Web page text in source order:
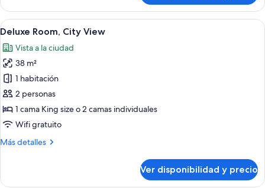
vista
la
Ver
todas
las
fotos
de
Deluxe
Room,
City
Una habitación de hotel moderna
5
Deluxe Room, City View
Vista a la ciudad
38 m²
1 habitación
2 personas
1 cama King size o 2 camas individuales
Wifi gratuito
Más detalles
Más
Room,
Ver disponibilidad y precio